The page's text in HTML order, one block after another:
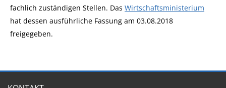
fachlich zuständigen Stellen. Das Wirtschaftsministerium
hat dessen ausführliche Fassung am 03.08.2018
freigegeben.